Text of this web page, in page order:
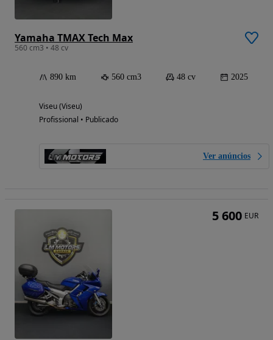
Yamaha TMAX Tech Max
560 cm3 • 48 cv
890 km 560 cm3 48 cv 2025
Viseu (Viseu)
Profissional • Publicado
Ver anúncios
5 600 EUR